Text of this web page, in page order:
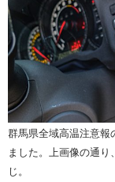
群馬県全域高温注意報
ました。上画像の通
じ。